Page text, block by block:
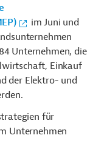
im Juni und
Unternehmen, die
Einkauf
der Elektro- und
für
Unternehmen